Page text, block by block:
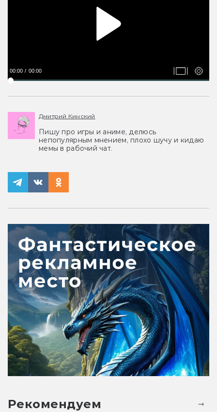
00:00 00:00
Дмитрий Кинский
Пишу про игры и аниме, делюсь
непопулярным мнением, плохо шучу и кидаю
мемы в рабочий чат.
Рекомендуем